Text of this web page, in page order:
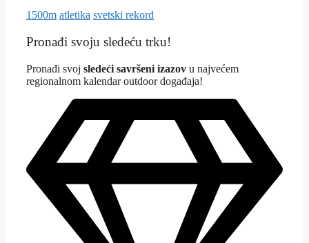
1500m atletika svetski rekord
Pronađi svoju sledeću trku!
Pronađi svoj sledeći savršeni izazov u najvećem
regionalnom kalendar outdoor događaja!